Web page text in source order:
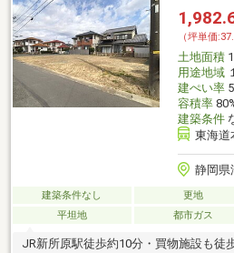
（坪単価
土地面積
用途地域
建ぺい率
容積率
建築条件
東海道
静岡県
建築条件なし 更地
平坦地
都市ガス
JR新所原駅徒歩約10分・買物施設も徒